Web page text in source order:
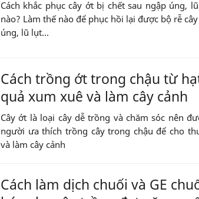
Cách khắc phục cây ớt bị chết sau ngập úng,
nào? Làm thế nào để phục hồi lại được bộ rễ
úng, lũ lụt...
Cách trồng ớt trong chậu từ
quả xum xuê và làm cây cảnh
Cây ớt là loại cây dễ trồng và chăm sóc nên
người ưa thích trồng cây trong chậu để cho
và làm cây cảnh
Cách làm dịch chuối và GE